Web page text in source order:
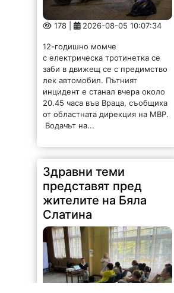
178 | 2026-08-05 10:07:34
12-годишно момче
с електрическа тротинетка се
заби в движещ се с предимство
лек автомобил. Пътният
инцидент е станал вчера около
20.45 часа във Враца, съобщиха
от областната дирекция на МВР.
Водачът на...
Здравни теми
представят пред
жителите на Бяла
Слатина